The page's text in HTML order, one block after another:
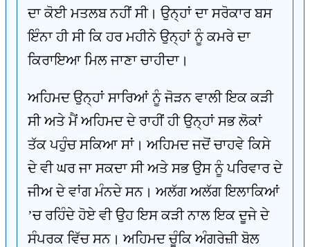
ਦਾ ਕੋਈ ਮਤਲਬ ਨਹੀਂ ਸੀ। ਉਨ੍ਹਾਂ ਦਾ ਸਰੋਕਾਰ ਬਸ
ਇੰਨਾ ਹੀ ਸੀ ਕਿ ਹਰ ਮਹੀਨੇ ਉਨ੍ਹਾਂ ਨੂੰ ਕਮਰੇ ਦਾ
ਕਿਰਾਇਆ ਮਿਲ ਜਾਣਾ ਚਾਹੀਦਾ।
ਅਹਿਮਦ ਉਨ੍ਹਾਂ ਸਾਰਿਆਂ ਨੂੰ ਜੋੜਨ ਵਾਲੀ ਇਕ ਕੜੀ
ਸੀ ਅਤੇ ਮੈਂ ਅਹਿਮਦ ਦੇ ਰਾਹੀਂ ਹੀ ਉਨ੍ਹਾਂ ਸਭ ਲੋਕਾਂ
ਤੱਕ ਪਹੁੰਚ ਸਕਿਆ ਸਾਂ। ਅਹਿਮਦ ਜਦੋਂ ਚਾਹਵੇ ਕਿਸੇ
ਦੇ ਵੀ ਘਰ ਜਾ ਸਕਦਾ ਸੀ ਅਤੇ ਸਭ ਉਸ ਨੂੰ ਪਰਿਵਾਰ ਦੇ
ਜੀਅ ਦੇ ਵਾਂਗ ਮੰਨਦੇ ਸਨ। ਅਲੱਗ ਅਲੱਗ ਇਲਾਕਿਆਂ
’ਚ ਰਹਿੰਦੇ ਹੋਏ ਵੀ ਉਹ ਇਸ ਕੜੀ ਨਾਲ ਇਕ ਦੂਜੇ ਦੇ
ਸੰਪਰਕ ਵਿੱਚ ਸਨ। ਅਹਿਮਦ ਚੂੰਕਿ ਅੰਗਰੇਜ਼ੀ ਬੋਲ